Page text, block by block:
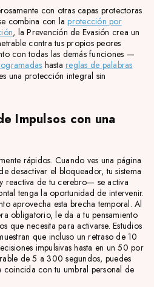
con otras capas protectoras
combina con laprotección por
, la Prevención de Evasión crea un
contra tus propios peores
con todas las demás funciones —
hasta reglas de palabras
una protección integral sin
Impulsos con una
rápidos. Cuando ves una página
desactivar el bloqueador, tu sistema
de tu cerebro— se activa
tenga la oportunidad de intervenir.
aprovecha esta brecha temporal. Al
obligatorio, le da a tu pensamiento
que necesita para activarse. Estudios
que incluso un retraso de 10
impulsivas hasta en un 50 por
de 5 a 300 segundos, puedes
coincida con tu umbral personal de